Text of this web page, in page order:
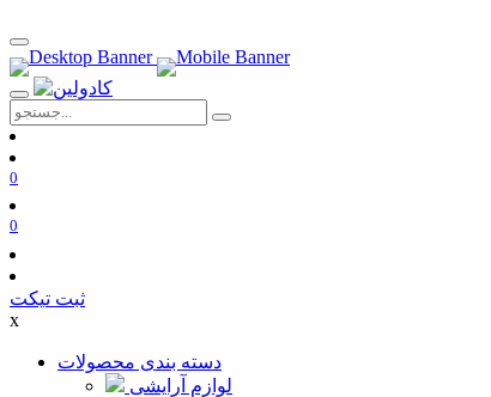
0
0
ثبت تیکت
x
دسته بندی محصولات
لوازم آرایشی